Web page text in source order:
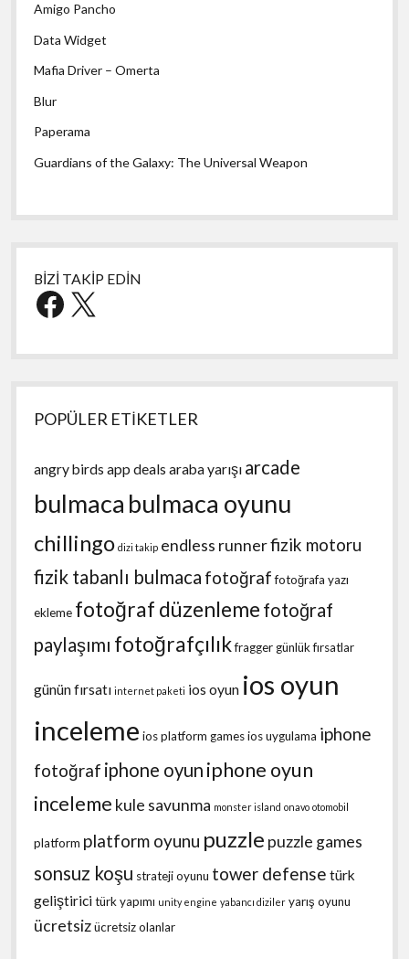
Amigo Pancho
Data Widget
Mafia Driver – Omerta
Blur
Paperama
Guardians of the Galaxy: The Universal Weapon
BİZİ TAKİP EDİN
Facebook
X
POPÜLER ETİKETLER
angry birds app deals araba yarışı arcade
bulmaca bulmaca oyunu
chillingo dizi takip endless runnerfizik motoru
fizik tabanlı bulmaca fotoğraf fotoğrafa yazı
ekleme fotoğraf düzenleme fotoğraf
paylaşımı fotoğrafçılıkfraggergünlük fırsatlar
günün fırsatı internet paketi ios oyun ios oyun
inceleme ios platform gamesios uygulama iphone
fotoğraf iphone oyun iphone oyun
inceleme kule savunma monster island onavo otomobil
platform platform oyunu puzzle puzzle games
sonsuz koşu strateji oyunu tower defense türk
geliştiricitürk yapımı unity engine yabancı diziler yarış oyunu
ücretsizücretsiz olanlar